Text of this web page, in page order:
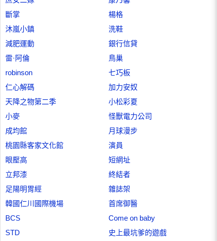
斷掌
楊格
沐嵐小鎮
洗鞋
減肥運動
銀行信貸
雷·阿倫
鳥巢
robinson
七巧板
仁心解碼
加力安奴
天降之物第二季
小松彩夏
小麥
怪獸電力公司
成均館
月球漫步
桃園縣客家文化館
演員
眼壓高
短網址
立邦漆
終結者
足陽明胃經
雜誌架
韓國仁川國際機場
首席御醫
BCS
Come on baby
STD
史上最坑爹的遊戲